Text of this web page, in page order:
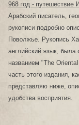
968 год - путешествие
Арабский писатель,
рукописи подробно
Поволжье. Рукопись
английский язык, была
названием "The
часть этого издания,
представляю ниже,
удобства восприятия.